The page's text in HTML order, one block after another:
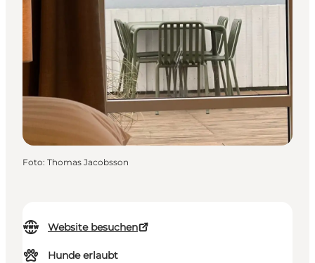
Website besuchen
Hunde erlaubt
Foto: Thomas Jacobsson